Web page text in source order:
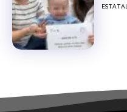
ESTATAL